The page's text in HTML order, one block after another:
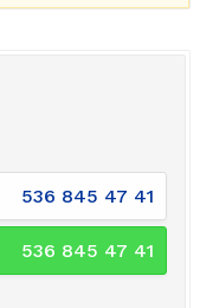
536 845 47 41
536 845 47 41